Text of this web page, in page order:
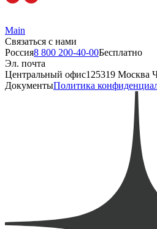
Main
Связаться с нами
Россия8 800 200-40-00Бесплатно
Эл. почта
Центральный офис125319 Москва
ДокументыПолитика